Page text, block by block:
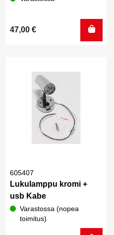
47,00 €
605407
Lukulamppu kromi +
usb Kabe
Varastossa (nopea
toimitus)